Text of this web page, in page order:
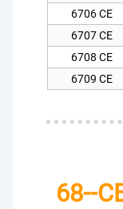
6706 CE
6707 CE
6708 CE
6709 CE
68--